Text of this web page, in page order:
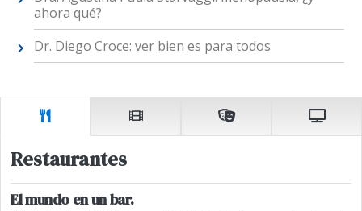
ahora qué?
Dr. Diego Croce: ver bien es para todos
Restaurantes
El mundo en un bar.